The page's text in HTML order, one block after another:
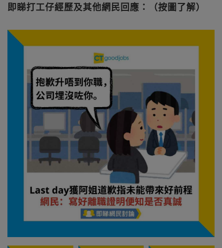
即睇打工仔經歷及其他網民回應：（按圖了解）